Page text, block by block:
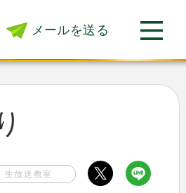
メールを送る
生放送教室